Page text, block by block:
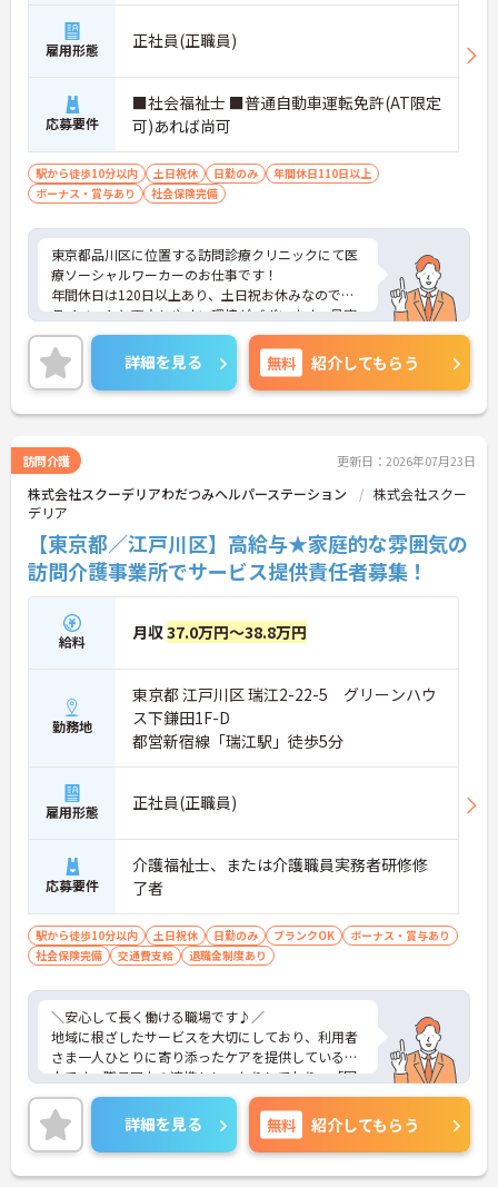
雇用形態 正社員(正職員)
応募要件
■社会福祉士 ■普通自動車運転免許(AT限定
可)あれば尚可
駅から徒歩10分以内 土日祝休 日勤のみ
年間休日110日以上
ボーナス・賞与あり
社会保険完備
東京都品川区に位置する訪問診療クリニックにて医
療ソーシャルワーカーのお仕事です！
年間休日は120日以上あり、土日祝お休みなのでプ
ライベートと両立しやすい環境がございます。最寄
駅からも徒歩5分とアクセス抜群です。
ご興味のある方には、面接対策ポイントなど、さら
に詳細をご案内しますのでお気軽にご相談くださ
い！
詳細を見る 無料 紹介してもらう
訪問介護 更新日：2026年07月23日
株式会社スクーデリアわだつみヘルパーステーション
株式会社スクー
デリア
【東京都／江戸川区】高給与★家庭的な雰囲気の
訪問介護事業所でサービス提供責任者募集！
給料 月収37.0万円～38.8万円
勤務地
東京都 江戸川区 瑞江2-22-5 グリーンハウ
ス下鎌田1F-D
都営新宿線「瑞江駅」徒歩5分
雇用形態 正社員(正職員)
応募要件
介護福祉士、または介護職員実務者研修修
了者
駅から徒歩10分以内 土日祝休 日勤のみ ブランクOK
ボーナス・賞与あり
社会保険完備
交通費支給 退職金制度あり
＼安心して長く働ける職場です♪／
地域に根ざしたサービスを大切にしており、利用者
さま一人ひとりに寄り添ったケアを提供している法
人です。職員同士の連携もしっかりしており、「困
ったときはすぐ相談できる」環境が整っています。
未経験やブランクのある方でも安心してスタートで
きるよう、丁寧なフォロー体制を大切にしているの
も魅力のひとつ。日々の業務の中で自然とスキルア
ップできる環境になっており、無理なく成長してい
詳細を見る 無料 紹介してもらう